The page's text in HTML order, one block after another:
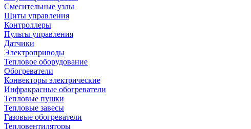
Смесительные узлы
Щиты управления
Контроллеры
Пульты управления
Датчики
Электроприводы
Тепловое оборудование
Обогреватели
Конвекторы электрические
Инфракрасные обогреватели
Тепловые пушки
Тепловые завесы
Газовые обогреватели
Тепловентиляторы